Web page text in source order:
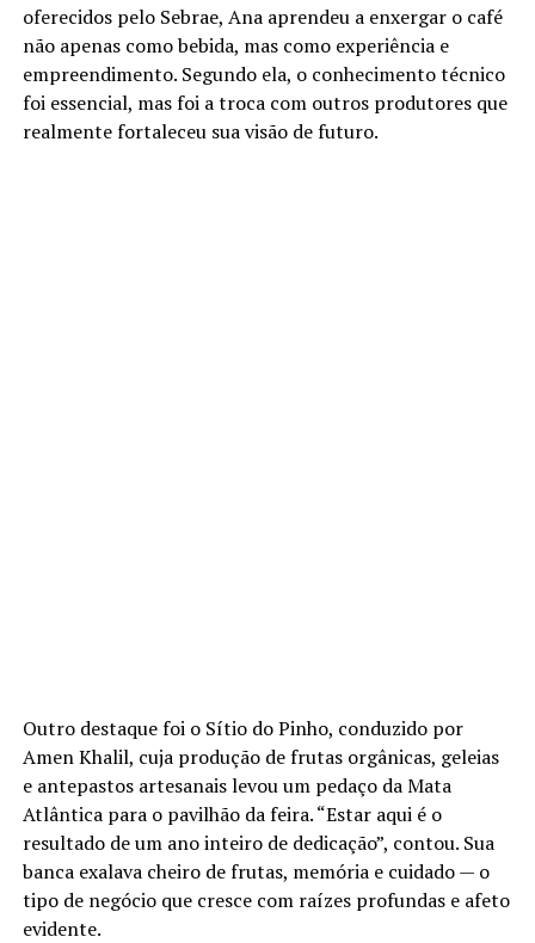
oferecidos pelo Sebrae, Ana aprendeu a enxergar o café
não apenas como bebida, mas como experiência e
empreendimento. Segundo ela, o conhecimento técnico
foi essencial, mas foi a troca com outros produtores que
realmente fortaleceu sua visão de futuro.
Outro destaque foi o Sítio do Pinho, conduzido por
Amen Khalil, cuja produção de frutas orgânicas, geleias
e antepastos artesanais levou um pedaço da Mata
Atlântica para o pavilhão da feira. “Estar aqui é o
resultado de um ano inteiro de dedicação”, contou. Sua
banca exalava cheiro de frutas, memória e cuidado — o
tipo de negócio que cresce com raízes profundas e afeto
evidente.